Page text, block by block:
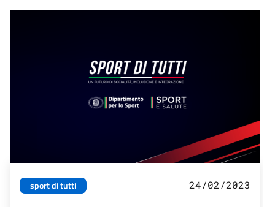
sport di tutti 24/02/2023